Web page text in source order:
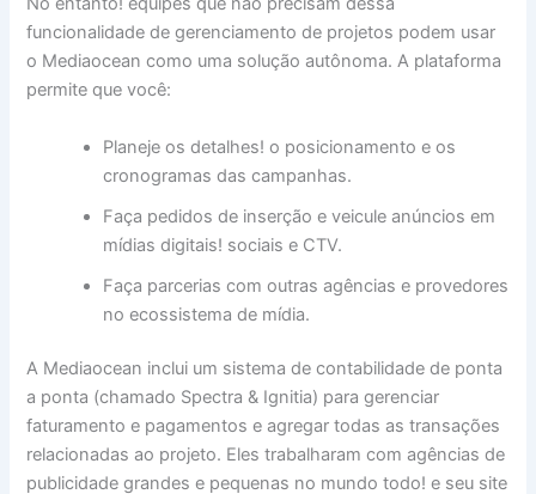
funcionalidade de gerenciamento de projetos podem usar
o Mediaocean como uma solução autônoma. A plataforma
permite que você:
Planeje os detalhes! o posicionamento e os
cronogramas das campanhas.
Faça pedidos de inserção e veicule anúncios em
mídias digitais! sociais e CTV.
Faça parcerias com outras agências e provedores
no ecossistema de mídia.
A Mediaocean inclui um sistema de contabilidade de ponta
a ponta (chamado Spectra & Ignitia) para gerenciar
faturamento e pagamentos e agregar todas as transações
relacionadas ao projeto. Eles trabalharam com agências de
publicidade grandes e pequenas no mundo todo! e seu site